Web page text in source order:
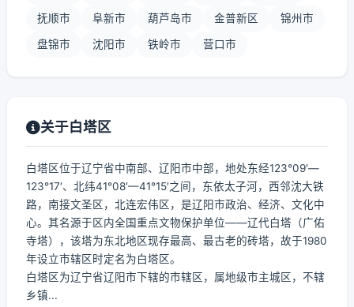
抚顺市 阜新市 葫芦岛市 金普新区 锦州市
盘锦市 沈阳市 铁岭市 营口市
关于白塔区
白塔区位于辽宁省中南部、辽阳市中部，地处东经123°09′—
123°17′、北纬41°08′—41°15′之间，东依太子河，西邻沈大铁
路，南接文圣区，北连宏伟区，是辽阳市政治、经济、文化中
心。其名源于区内全国重点文物保护单位——辽代白塔（广佑
寺塔），该塔为东北地区现存最高、最古老的砖塔，故于1980
年设立市辖区时定名为白塔区。
白塔区为辽宁省辽阳市下辖的市辖区，属地级市主城区，不辖
乡镇...